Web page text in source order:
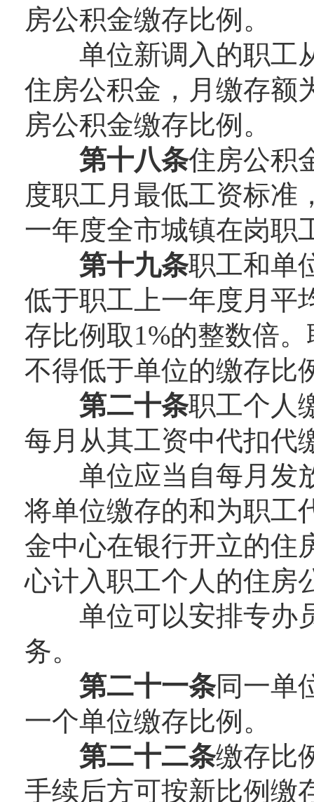
房公积金缴存比例。
单位新调入的职工从
住房公积金，月缴存额
房公积金缴存比例。
第十八条住房公积
度职工月最低工资标准
一年度全市城镇在岗职
第十九条职工和单
低于职工上一年度月平
存比例取1%的整数倍
不得低于单位的缴存比
第二十条职工个人
每月从其工资中代扣代
单位应当自每月发放
将单位缴存的和为职工
金中心在银行开立的住
心计入职工个人的住房
单位可以安排专办
务。
第二十一条同一单
一个单位缴存比例。
第二十二条缴存比
手续后方可按新比例缴